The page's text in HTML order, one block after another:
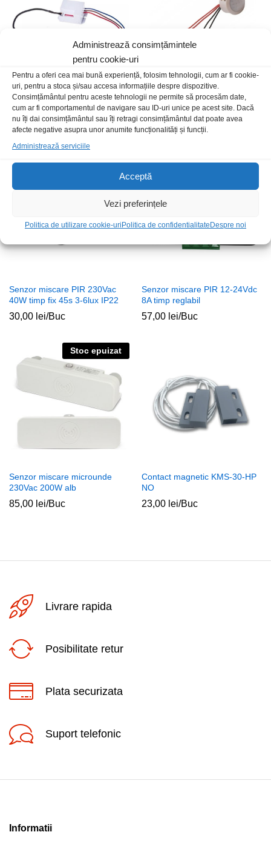
Administrează consimțămintele
pentru cookie-uri
Pentru a oferi cea mai bună experiență, folosim tehnologii, cum ar fi cookie-
uri, pentru a stoca și/sau accesa informațiile despre dispozitive.
Consimțământul pentru aceste tehnologii ne permite să procesăm date,
cum ar fi comportamentul de navigare sau ID-uri unice pe acest site. Dacă
nu îți dai consimțământul sau îți retragi consimțământul dat poate avea
afecte negative asupra unor anumite funcționalități și funcții.
Administrează serviciile
Acceptă
Vezi preferințele
Politica de utilizare cookie-uri Politica de confidentialitate Despre noi
Senzor PIR+crepuscular mini
69,00lei/Buc
Senzor miscare PIR 12-24Vdc
18W timp fix 25s 10lux IP22
30,00lei /Buc
Senzor miscare PIR 230Vac
40W timp fix 45s 3-6lux IP22
30,00 lei/Buc
Stoc epuizat
Senzor miscare PIR 12-24Vdc
8A timp reglabil
57,00 lei/Buc
Stoc epuizat
Senzor miscare microunde
230Vac 200W alb
85,00 lei/Buc
Contact magnetic KMS-30-HP
NO
23,00 lei/Buc
Livrare rapida
Posibilitate retur
Plata securizata
Suport telefonic
Informatii